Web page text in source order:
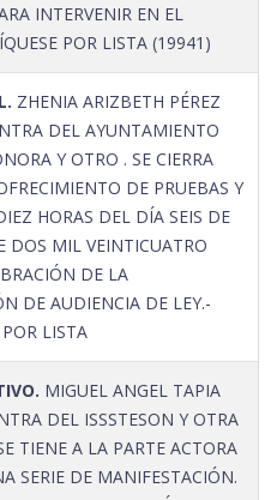
INTERVENIR EN EL
POR LISTA (19941)
ZHENIA ARIZBETH PÉREZ
DEL AYUNTAMIENTO
Y OTRO . SE CIERRA
DE PRUEBAS Y
HORAS DEL DÍA SEIS DE
DOS MIL VEINTICUATRO
DE LA
DE AUDIENCIA DE LEY.-
LISTA
MIGUEL ANGEL TAPIA
DEL ISSSTESON Y OTRA
TIENE A LA PARTE ACTORA
SERIE DE MANIFESTACIÓN.